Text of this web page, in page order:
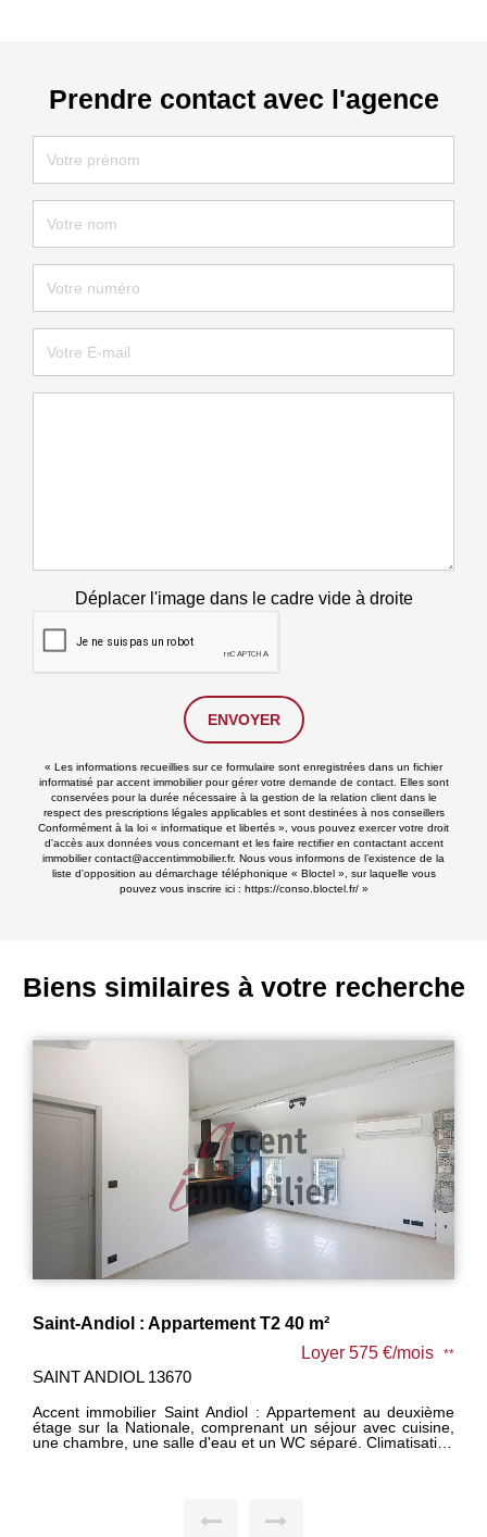
Prendre contact avec l'agence
Déplacer l'image dans le cadre vide à droite
ENVOYER
« Les informations recueillies sur ce formulaire sont enregistrées dans un fichier
informatisé par accent immobilier pour gérer votre demande de contact. Elles sont
conservées pour la durée nécessaire à la gestion de la relation client dans le
respect des prescriptions légales applicables et sont destinées à nos conseillers
Conformément à la loi « informatique et libertés », vous pouvez exercer votre droit
d'accès aux données vous concernant et les faire rectifier en contactant accent
immobilier contact@accentimmobilier.fr. Nous vous informons de l’existence de la
liste d'opposition au démarchage téléphonique « Bloctel », sur laquelle vous
pouvez vous inscrire ici : https://conso.bloctel.fr/»
Biens similaires à votre recherche
cuisine,
Cabannes : Appartement T3 avec parking
Loyer 700 €/
CABANNES 13440
Accent Immobilier Cabannes : au 1er et dernier étage,
Appartement T3 de 52 m² comprenant un séjour
cuisine nue, 2 chambres, une salle de bain avec un